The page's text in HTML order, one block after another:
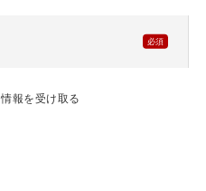
報を受け取る